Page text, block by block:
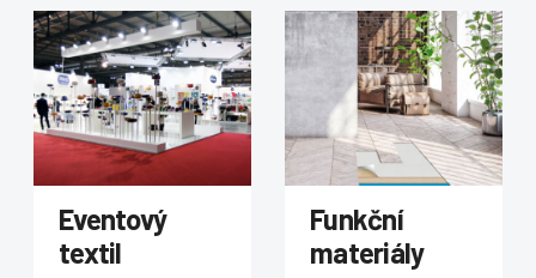
Eventový
textil
Funkční
materiály